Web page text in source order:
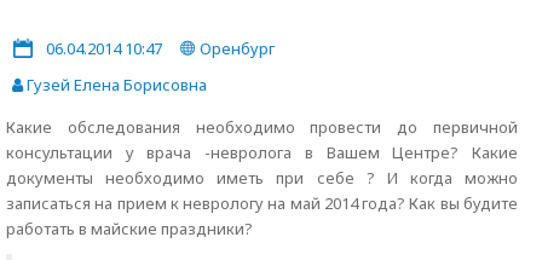
06.04.2014 10:47
Оренбург
Гузей Елена Борисовна
Какие обследования необходимо провести до первичной
консультации у врача -невролога в Вашем Центре? Какие
документы необходимо иметь при себе ? И когда можно
записаться на прием к неврологу на май 2014 года? Как вы будите
работать в майские праздники?